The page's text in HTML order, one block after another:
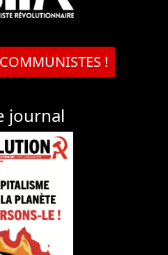
!
journal